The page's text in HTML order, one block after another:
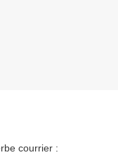
courrier :